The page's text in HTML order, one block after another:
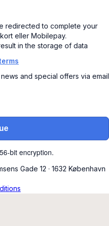
redirected to complete your
eller Mobilepay.
in the storage of data
and special offers via email
bit encryption.
Gade 12 · 1632 København